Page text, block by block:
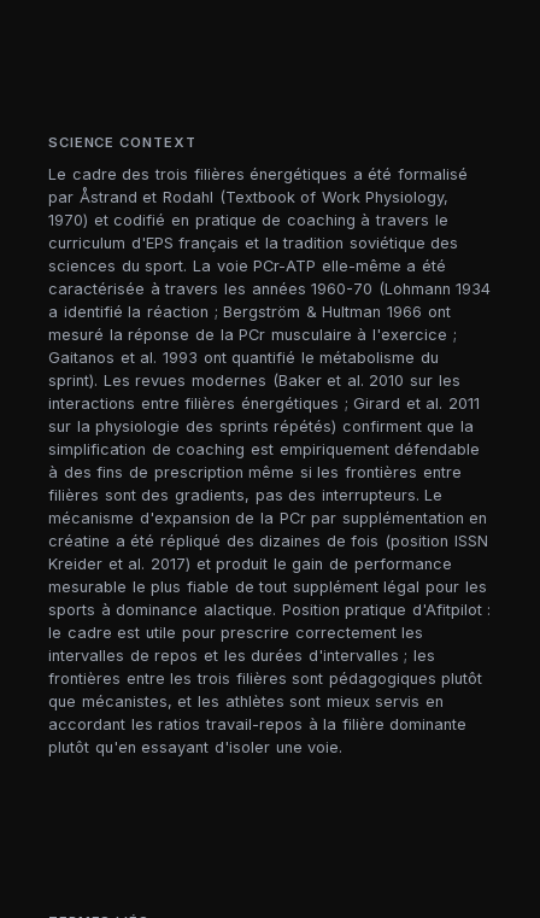
SCIENCE CONTEXT
Le cadre des trois filières énergétiques a été formalisé
par Åstrand et Rodahl (Textbook of Work Physiology,
1970) et codifié en pratique de coaching à travers le
curriculum d'EPS français et la tradition soviétique des
sciences du sport. La voie PCr-ATP elle-même a été
caractérisée à travers les années 1960-70 (Lohmann 1934
a identifié la réaction ; Bergström & Hultman 1966 ont
mesuré la réponse de la PCr musculaire à l'exercice ;
Gaitanos et al. 1993 ont quantifié le métabolisme du
sprint). Les revues modernes (Baker et al. 2010 sur les
interactions entre filières énergétiques ; Girard et al. 2011
sur la physiologie des sprints répétés) confirment que la
simplification de coaching est empiriquement défendable
à des fins de prescription même si les frontières entre
filières sont des gradients, pas des interrupteurs. Le
mécanisme d'expansion de la PCr par supplémentation en
créatine a été répliqué des dizaines de fois (position ISSN
Kreider et al. 2017) et produit le gain de performance
mesurable le plus fiable de tout supplément légal pour les
sports à dominance alactique. Position pratique d'Afitpilot :
le cadre est utile pour prescrire correctement les
intervalles de repos et les durées d'intervalles ; les
frontières entre les trois filières sont pédagogiques plutôt
que mécanistes, et les athlètes sont mieux servis en
accordant les ratios travail-repos à la filière dominante
plutôt qu'en essayant d'isoler une voie.